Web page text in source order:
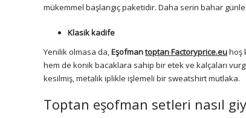
mükemmel başlangıç paketidir. Daha serin bahar
Klasik kadife
Yenilik olmasa da, Eşofmantoptan Factoryprice.euhoş
hem de konik bacaklara sahip bir etek ve kalçaları
kesilmiş, metalik iplikle işlemeli bir sweatshirt mutlaka.
Toptan eşofman setleri nasıl